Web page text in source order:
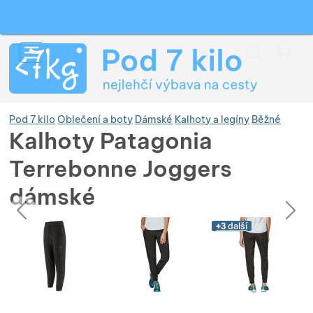
Pod 7 kilo Oblečení a boty Dámské Kalhoty a legíny Běžné
Kalhoty Patagonia
Terrebonne Joggers
dámské
Fotografie
předchozí
následující
Fotografie +3 další
Zobrazit více
Zobrazit více
Zobrazit více
Zobrazit více
Zobrazit více
Zobrazit více
Zobrazit více
Zobrazit více